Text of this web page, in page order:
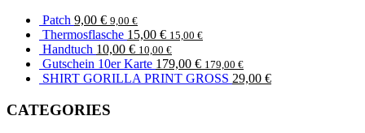
Patch 9,00 € 9,00 €
Thermosflasche 15,00 € 15,00 €
Handtuch 10,00 € 10,00 €
Gutschein 10er Karte 179,00 € 179,00 €
SHIRT GORILLA PRINT GROSS 29,00 €
CATEGORIES